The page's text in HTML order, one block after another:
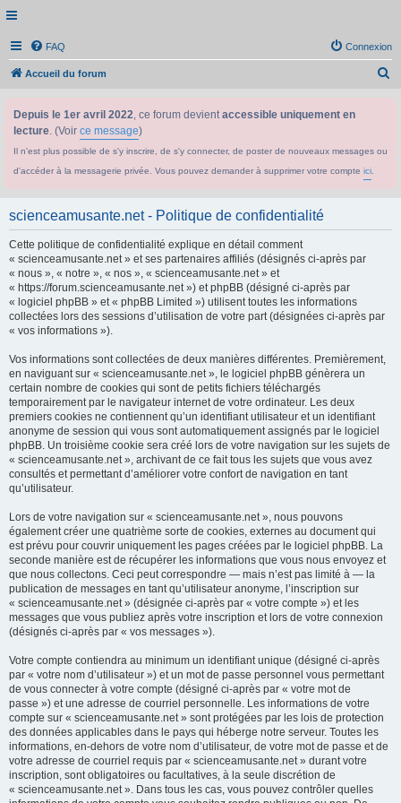
FAQ Connexion
Accueil du forum
Depuis le 1er avril 2022, ce forum devientaccessible uniquement en
lecture. (Voir ce message)
Il n'est plus possible de s'y inscrire, de s'y connecter, de poster de nouveaux messages ou
d'accéder à la messagerie privée. Vous pouvez demander à supprimer votre compte ici
scienceamusante.net - Politique de confidentialité
Cette politique de confidentialité explique en détail comment
« scienceamusante.net » et ses partenaires affiliés (désignés ci-après par
« nous », « notre », « nos », « scienceamusante.net » et
« https://forum.scienceamusante.net ») et phpBB (désigné ci-après par
« logiciel phpBB » et « phpBB Limited ») utilisent toutes les informations
collectées lors des sessions d’utilisation de votre part (désignées ci-après par
« vos informations »).
Vos informations sont collectées de deux manières différentes. Premièrement,
en naviguant sur « scienceamusante.net », le logiciel phpBB génèrera un
certain nombre de cookies qui sont de petits fichiers téléchargés
temporairement par le navigateur internet de votre ordinateur. Les deux
premiers cookies ne contiennent qu’un identifiant utilisateur et un identifiant
anonyme de session qui vous sont automatiquement assignés par le logiciel
phpBB. Un troisième cookie sera créé lors de votre navigation sur les sujets de
« scienceamusante.net », archivant de ce fait tous les sujets que vous avez
consultés et permettant d’améliorer votre confort de navigation en tant
qu’utilisateur.
Lors de votre navigation sur « scienceamusante.net », nous pouvons
également créer une quatrième sorte de cookies, externes au document qui
est prévu pour couvrir uniquement les pages créées par le logiciel phpBB. La
seconde manière est de récupérer les informations que vous nous envoyez et
que nous collectons. Ceci peut correspondre — mais n’est pas limité à — la
publication de messages en tant qu’utilisateur anonyme, l’inscription sur
« scienceamusante.net » (désignée ci-après par « votre compte ») et les
messages que vous publiez après votre inscription et lors de votre connexion
(désignés ci-après par « vos messages »).
Votre compte contiendra au minimum un identifiant unique (désigné ci-après
par « votre nom d’utilisateur ») et un mot de passe personnel vous permettant
de vous connecter à votre compte (désigné ci-après par « votre mot de
passe ») et une adresse de courriel personnelle. Les informations de votre
compte sur « scienceamusante.net » sont protégées par les lois de protection
des données applicables dans le pays qui héberge notre serveur. Toutes les
informations, en-dehors de votre nom d’utilisateur, de votre mot de passe et de
votre adresse de courriel requis par « scienceamusante.net » durant votre
inscription, sont obligatoires ou facultatives, à la seule discrétion de
« scienceamusante.net ». Dans tous les cas, vous pouvez contrôler quelles